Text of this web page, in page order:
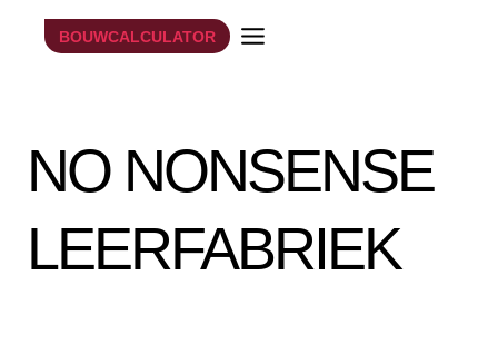
BOUWCALCULATOR
NO NONSENSE
LEERFABRIEK